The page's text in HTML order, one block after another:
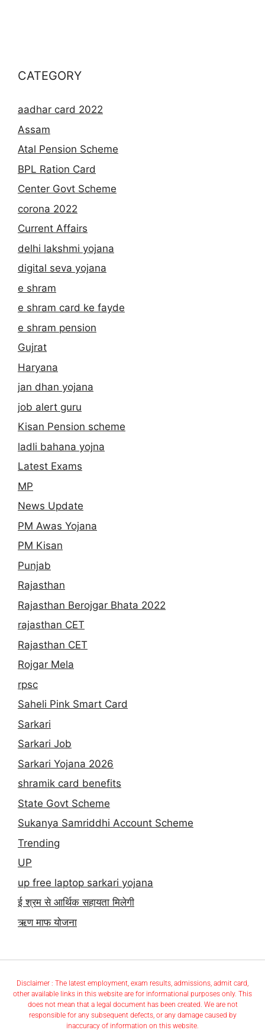
CATEGORY
aadhar card 2022
Assam
Atal Pension Scheme
BPL Ration Card
Center Govt Scheme
corona 2022
Current Affairs
delhi lakshmi yojana
digital seva yojana
e shram
e shram card ke fayde
e shram pension
Gujrat
Haryana
jan dhan yojana
job alert guru
Kisan Pension scheme
ladli bahana yojna
Latest Exams
MP
News Update
PM Awas Yojana
PM Kisan
Punjab
Rajasthan
Rajasthan Berojgar Bhata 2022
rajasthan CET
Rajasthan CET
Rojgar Mela
rpsc
Saheli Pink Smart Card
Sarkari
Sarkari Job
Sarkari Yojana 2026
shramik card benefits
State Govt Scheme
Sukanya Samriddhi Account Scheme
Trending
UP
up free laptop sarkari yojana
ई श्रम से आर्थिक सहायता मिलेगी
ऋण माफ योजना
Disclaimer : The latest employment, exam results, admissions, admit card,
other available links in this website are for informational purposes only. This
does not mean that a legal document has been created. We are not
responsible for any subsequent defects, or any damage caused by
inaccuracy of information on this website.